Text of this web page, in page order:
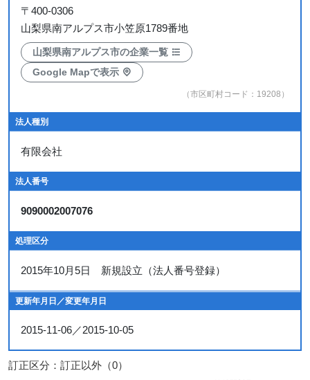
〒 400-0306
山梨県南アルプス市小笠原1789番地
山梨県南アルプス市の企業一覧
Google Mapで表示
（市区町村コード：19208）
法人種別
有限会社
法人番号
9090002007076
処理区分
2015年10月5日 新規設立（法人番号登録）
更新年月日／変更年月日
2015-11-06／2015-10-05
訂正区分：訂正以外（0）